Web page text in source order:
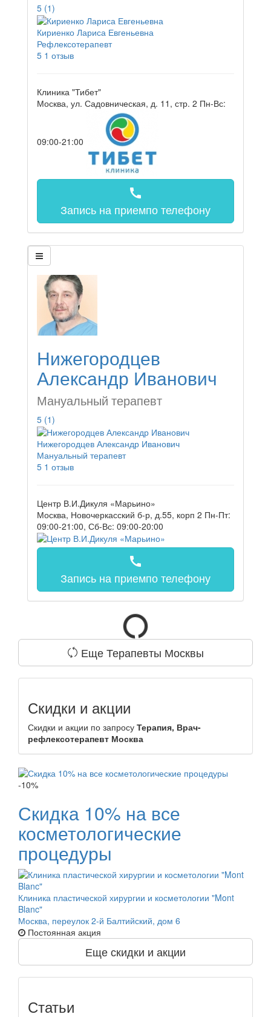
5 (1)
Кириенко Лариса Евгеньевна
Рефлексотерапевт
5 1 отзыв
Клиника "Тибет"
Москва, ул. Садовническая, д. 11, стр. 2 Пн-Вс:
09:00-21:00
call
Запись на приемпо телефону
Нижегородцев
Александр Иванович
Мануальный терапевт
5 (1)
Нижегородцев Александр Иванович
Мануальный терапевт
5 1 отзыв
Центр В.И.Дикуля «Марьино»
Москва, Новочеркасский б-р, д.55, корп 2 Пн-Пт:
09:00-21:00, Сб-Вс: 09:00-20:00
call
Запись на приемпо телефону
Еще Терапевты Москвы
Скидки и акции
Скидки и акции по запросу Терапия, Врач-
рефлексотерапевт Москва
-10%
Скидка 10% на все
косметологические
процедуры
Клиника пластической хирургии и косметологии "Mont
Blanc"
Москва, переулок 2-й Балтийский, дом 6
Постоянная акция
Еще скидки и акции
Статьи